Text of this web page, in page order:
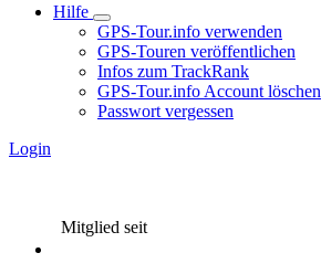
Hilfe
GPS-Tour.info verwenden
GPS-Touren veröffentlichen
Infos zum TrackRank
GPS-Tour.info Account löschen
Passwort vergessen
Login
Mitglied seit